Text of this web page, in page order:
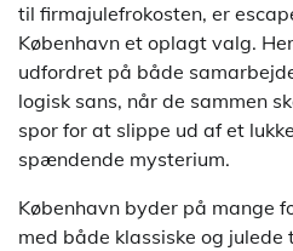
til firmajulefrokosten, er
København et oplagt valg.
udfordret på både
logisk sans, når de sammen
spor for at slippe ud af et
spændende mysterium.
København byder på mange
med både klassiske og